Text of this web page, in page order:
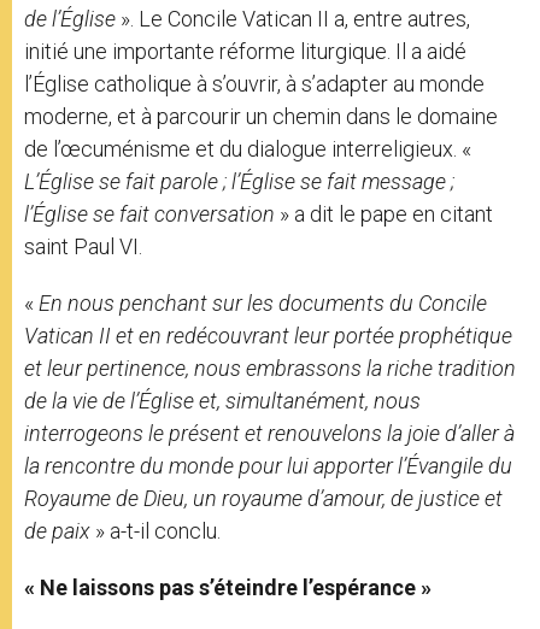
de l’Église ». Le Concile Vatican II a, entre autres,
initié une importante réforme liturgique. Il a aidé
l’Église catholique à s’ouvrir, à s’adapter au monde
moderne, et à parcourir un chemin dans le domaine
de l’œcuménisme et du dialogue interreligieux. «
L’Église se fait parole ; l’Église se fait message ;
l’Église se fait conversation » a dit le pape en citant
saint Paul VI.
« En nous penchant sur les documents du Concile
Vatican II et en redécouvrant leur portée prophétique
et leur pertinence, nous embrassons la riche tradition
de la vie de l’Église et, simultanément, nous
interrogeons le présent et renouvelons la joie d’aller à
la rencontre du monde pour lui apporter l’Évangile du
Royaume de Dieu, un royaume d’amour, de justice et
de paix » a-t-il conclu.
« Ne laissons pas s’éteindre l’espérance »